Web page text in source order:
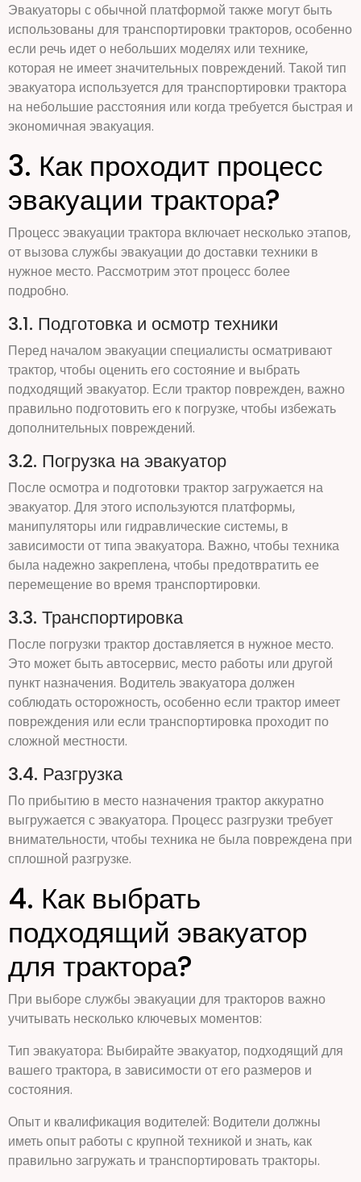
Эвакуаторы с обычной платформой также могут быть
использованы для транспортировки тракторов, особенно
если речь идет о небольших моделях или технике,
которая не имеет значительных повреждений. Такой тип
эвакуатора используется для транспортировки трактора
на небольшие расстояния или когда требуется быстрая и
экономичная эвакуация.
3. Как проходит процесс
эвакуации трактора?
Процесс эвакуации трактора включает несколько этапов,
от вызова службы эвакуации до доставки техники в
нужное место. Рассмотрим этот процесс более
подробно.
3.1. Подготовка и осмотр техники
Перед началом эвакуации специалисты осматривают
трактор, чтобы оценить его состояние и выбрать
подходящий эвакуатор. Если трактор поврежден, важно
правильно подготовить его к погрузке, чтобы избежать
дополнительных повреждений.
3.2. Погрузка на эвакуатор
После осмотра и подготовки трактор загружается на
эвакуатор. Для этого используются платформы,
манипуляторы или гидравлические системы, в
зависимости от типа эвакуатора. Важно, чтобы техника
была надежно закреплена, чтобы предотвратить ее
перемещение во время транспортировки.
3.3. Транспортировка
После погрузки трактор доставляется в нужное место.
Это может быть автосервис, место работы или другой
пункт назначения. Водитель эвакуатора должен
соблюдать осторожность, особенно если трактор имеет
повреждения или если транспортировка проходит по
сложной местности.
3.4. Разгрузка
По прибытию в место назначения трактор аккуратно
выгружается с эвакуатора. Процесс разгрузки требует
внимательности, чтобы техника не была повреждена при
сплошной разгрузке.
4. Как выбрать
подходящий эвакуатор
для трактора?
При выборе службы эвакуации для тракторов важно
учитывать несколько ключевых моментов:
Тип эвакуатора: Выбирайте эвакуатор, подходящий для
вашего трактора, в зависимости от его размеров и
состояния.
Опыт и квалификация водителей: Водители должны
иметь опыт работы с крупной техникой и знать, как
правильно загружать и транспортировать тракторы.